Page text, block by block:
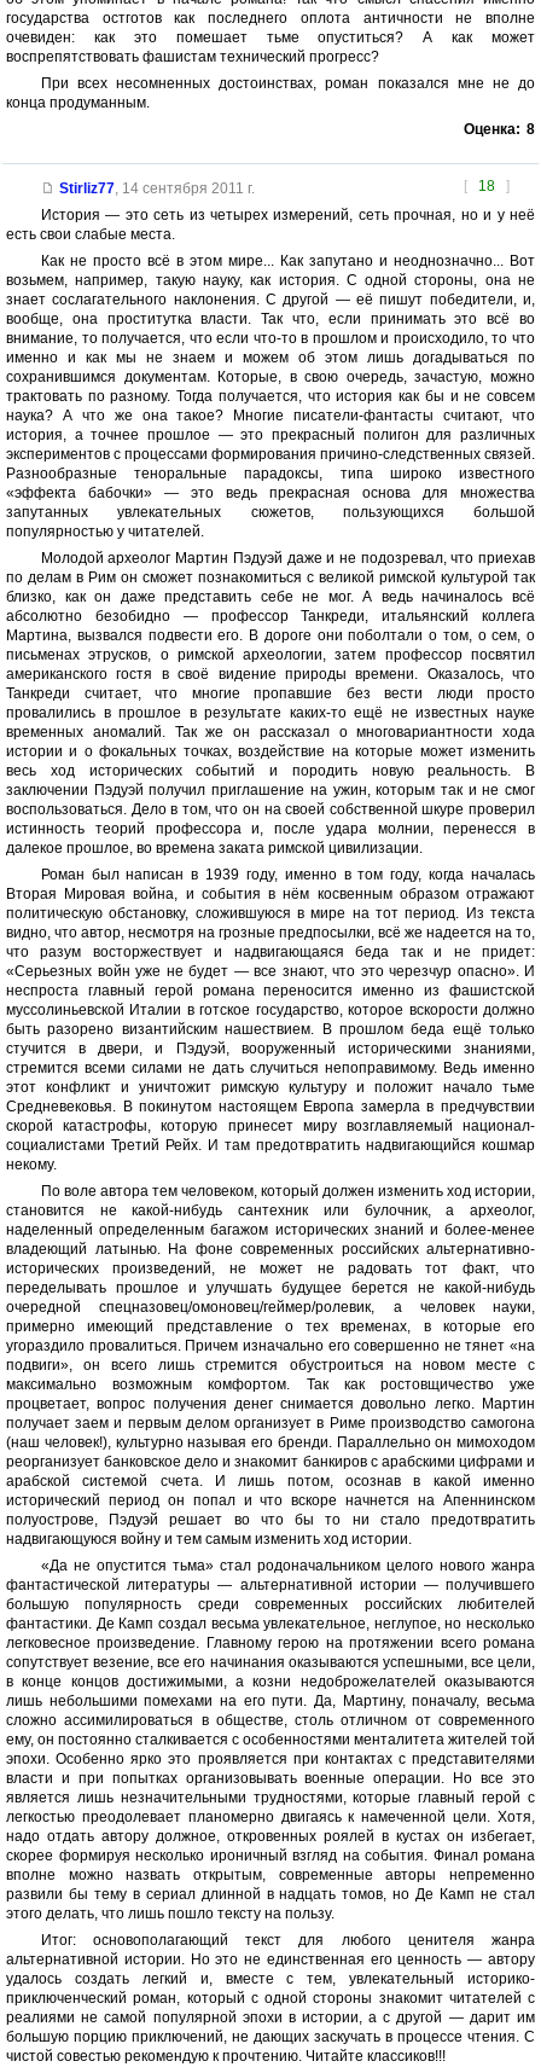
государства остготов как последнего оплота античности не вполне
очевиден: как это помешает тьме опуститься? А как может
воспрепятствовать фашистам технический прогресс?
При всех несомненных достоинствах, роман показался мне не до
конца продуманным.
Оценка: 8
[ 18 ]
Stirliz77, 14 сентября 2011 г.
История — это сеть из четырех измерений, сеть прочная, но и у неё
есть свои слабые места.
Как не просто всё в этом мире... Как запутано и неоднозначно... Вот
возьмем, например, такую науку, как история. С одной стороны, она не
знает сослагательного наклонения. С другой — её пишут победители, и,
вообще, она проститутка власти. Так что, если принимать это всё во
внимание, то получается, что если что-то в прошлом и происходило, то что
именно и как мы не знаем и можем об этом лишь догадываться по
сохранившимся документам. Которые, в свою очередь, зачастую, можно
трактовать по разному. Тогда получается, что история как бы и не совсем
наука? А что же она такое? Многие писатели-фантасты считают, что
история, а точнее прошлое — это прекрасный полигон для различных
экспериментов с процессами формирования причино-следственных связей.
Разнообразные теноральные парадоксы, типа широко известного
«эффекта бабочки» — это ведь прекрасная основа для множества
запутанных увлекательных сюжетов, пользующихся большой
популярностью у читателей.
Молодой археолог Мартин Пэдуэй даже и не подозревал, что приехав
по делам в Рим он сможет познакомиться с великой римской культурой так
близко, как он даже представить себе не мог. А ведь начиналось всё
абсолютно безобидно — профессор Танкреди, итальянский коллега
Мартина, вызвался подвести его. В дороге они поболтали о том, о сем, о
письменах этрусков, о римской археологии, затем профессор посвятил
американского гостя в своё видение природы времени. Оказалось, что
Танкреди считает, что многие пропавшие без вести люди просто
провалились в прошлое в результате каких-то ещё не известных науке
временных аномалий. Так же он рассказал о многовариантности хода
истории и о фокальных точках, воздействие на которые может изменить
весь ход исторических событий и породить новую реальность. В
заключении Пэдуэй получил приглашение на ужин, которым так и не смог
воспользоваться. Дело в том, что он на своей собственной шкуре проверил
истинность теорий профессора и, после удара молнии, перенесся в
далекое прошлое, во времена заката римской цивилизации.
Роман был написан в 1939 году, именно в том году, когда началась
Вторая Мировая война, и события в нём косвенным образом отражают
политическую обстановку, сложившуюся в мире на тот период. Из текста
видно, что автор, несмотря на грозные предпосылки, всё же надеется на то,
что разум восторжествует и надвигающаяся беда так и не придет:
«Серьезных войн уже не будет — все знают, что это черезчур опасно». И
неспроста главный герой романа переносится именно из фашистской
муссолиньевской Италии в готское государство, которое вскорости должно
быть разорено византийским нашествием. В прошлом беда ещё только
стучится в двери, и Пэдуэй, вооруженный историческими знаниями,
стремится всеми силами не дать случиться непоправимому. Ведь именно
этот конфликт и уничтожит римскую культуру и положит начало тьме
Средневековья. В покинутом настоящем Европа замерла в предчувствии
скорой катастрофы, которую принесет миру возглавляемый национал-
социалистами Третий Рейх. И там предотвратить надвигающийся кошмар
некому.
По воле автора тем человеком, который должен изменить ход истории,
становится не какой-нибудь сантехник или булочник, а археолог,
наделенный определенным багажом исторических знаний и более-менее
владеющий латынью. На фоне современных российских альтернативно-
исторических произведений, не может не радовать тот факт, что
переделывать прошлое и улучшать будущее берется не какой-нибудь
очередной спецназовец/омоновец/геймер/ролевик, а человек науки,
примерно имеющий представление о тех временах, в которые его
угораздило провалиться. Причем изначально его совершенно не тянет «на
подвиги», он всего лишь стремится обустроиться на новом месте с
максимально возможным комфортом. Так как ростовщичество уже
процветает, вопрос получения денег снимается довольно легко. Мартин
получает заем и первым делом организует в Риме производство самогона
(наш человек!), культурно называя его бренди. Параллельно он мимоходом
реорганизует банковское дело и знакомит банкиров с арабскими цифрами и
арабской системой счета. И лишь потом, осознав в какой именно
исторический период он попал и что вскоре начнется на Апеннинском
полуострове, Пэдуэй решает во что бы то ни стало предотвратить
надвигающуюся войну и тем самым изменить ход истории.
«Да не опустится тьма» стал родоначальником целого нового жанра
фантастической литературы — альтернативной истории — получившего
большую популярность среди современных российских любителей
фантастики. Де Камп создал весьма увлекательное, неглупое, но несколько
легковесное произведение. Главному герою на протяжении всего романа
сопутствует везение, все его начинания оказываются успешными, все цели,
в конце концов достижимыми, а козни недоброжелателей оказываются
лишь небольшими помехами на его пути. Да, Мартину, поначалу, весьма
сложно ассимилироваться в обществе, столь отличном от современного
ему, он постоянно сталкивается с особенностями менталитета жителей той
эпохи. Особенно ярко это проявляется при контактах с представителями
власти и при попытках организовывать военные операции. Но все это
является лишь незначительными трудностями, которые главный герой с
легкостью преодолевает планомерно двигаясь к намеченной цели. Хотя,
надо отдать автору должное, откровенных роялей в кустах он избегает,
скорее формируя несколько ироничный взгляд на события. Финал романа
вполне можно назвать открытым, современные авторы непременно
развили бы тему в сериал длинной в надцать томов, но Де Камп не стал
этого делать, что лишь пошло тексту на пользу.
Итог: основополагающий текст для любого ценителя жанра
альтернативной истории. Но это не единственная его ценность — автору
удалось создать легкий и, вместе с тем, увлекательный историко-
приключенческий роман, который с одной стороны знакомит читателей с
реалиями не самой популярной эпохи в истории, а с другой — дарит им
большую порцию приключений, не дающих заскучать в процессе чтения. С
чистой совестью рекомендую к прочтению. Читайте классиков!!!